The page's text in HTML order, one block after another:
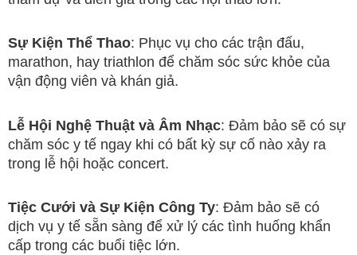
Sự Kiện Thể Thao: Phục vụ cho các trận đấu,
marathon, hay triathlon để chăm sóc sức khỏe của
vận động viên và khán giả.
Lễ Hội Nghệ Thuật và Âm Nhạc: Đảm bảo sẽ có sự
chăm sóc y tế ngay khi có bất kỳ sự cố nào xảy ra
trong lễ hội hoặc concert.
Tiệc Cưới và Sự Kiện Công Ty: Đảm bảo sẽ có
dịch vụ y tế sẵn sàng để xử lý các tình huống khẩn
cấp trong các buổi tiệc lớn.